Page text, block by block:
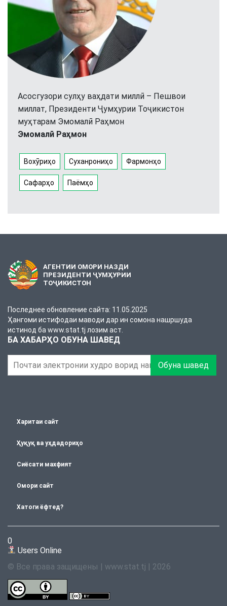
Асосгузори сулҳу ваҳдати миллӣ – Пешвои
миллат, Президенти Ҷумҳурии Тоҷикистон
муҳтарам Эмомалӣ Раҳмон
Эмомалӣ Раҳмон
Вохӯриҳо Суханрониҳо Фармонҳо
Сафарҳо Паёмҳо
АГЕНТИИ ОМОРИ НАЗДИ
ПРЕЗИДЕНТИ ҶУМҲУРИИ
ТОҶИКИСТОН
Последнее обновление сайта: 11.05.2025
Ҳангоми истифодаи маводи дар ин сомона нашршуда
истинод ба www.stat.tj лозим аст.
БА ХАБАРҲО ОБУНА ШАВЕД
Обуна шавед
Харитаи сайт
Ҳуқуқ ва уҳдадориҳо
Сиёсати махфият
Омори сайт
Хатоги ёфтед?
0
Users Online
© Все права защищены | www.stat.tj | 2026